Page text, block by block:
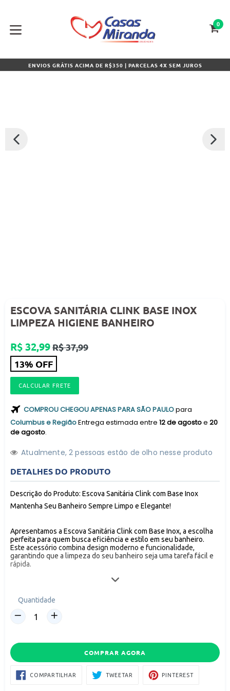
conteúdo
0
ENVIOS GRÁTIS ACIMA DE R$350 | PARCELAS 4X SEM JUROS
ESCOVA SANITÁRIA CLINK BASE INOX
LIMPEZA HIGIENE BANHEIRO
Preço
normal
R$ 32,99R$ 37,99
13% OFF
CALCULAR FRETE
COMPROU CHEGOU APENAS PARA SÃO PAULOpara
Columbus e RegiãoEntrega estimada entre 12 de agostoe 20
de agosto.
Atualmente,2 pessoas estão de olho nesse produto
DETALHES DO PRODUTO
Descrição do Produto: Escova Sanitária Clink com Base Inox
Mantenha Seu Banheiro Sempre Limpo e Elegante!
Apresentamos a Escova Sanitária Clink com Base Inox, a escolha
perfeita para quem busca eficiência e estilo em seu banheiro.
Este acessório combina design moderno e funcionalidade,
garantindo que a limpeza do seu banheiro seja uma tarefa fácil e
rápida.
Material de Alta Qualidade: A escova é feita com cerdas
base em inox agrega sofisticação e durabilidade.
Fácil Armazenamento: A base mantém a escova em pé e organiza
o espaço, evitando o contato direto com superfícies.
Dimensões Ideais: Compacta e funcional, ocupa pouco espaço e
se adapta a diferentes ambientes.
Quantidade
COMPRAR AGORA
COMPARTILHAR COMPARTILHAR
NO
TWEETAR TWEETAR PINTERESTPIN